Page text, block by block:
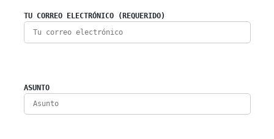
TU CORREO ELECTRÓNICO (REQUERIDO)
ASUNTO